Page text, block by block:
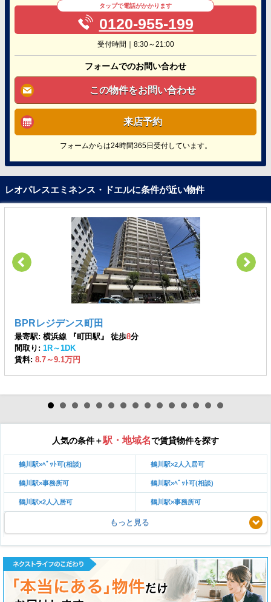
タップで電話がかかります
0120-955-199
受付時間｜8:30～21:00
フォームでのお問い合わせ
この物件をお問い合わせ
来店予約
フォームからは24時間365日受付しています。
レオパレスエミネンス・ドエルに条件が近い物件
BPRレジデンス町田
最寄駅: 横浜線 『町田駅』 徒歩8分
間取り: 1R～1DK
賃料: 8.7～9.1万円
人気の条件＋駅・地域名で賃貸物件を探す
鶴川駅×ﾍﾟｯﾄ可(相談) 鶴川駅×2人入居可
鶴川駅×事務所可 鶴川駅×ﾍﾟｯﾄ可(相談)
鶴川駅×2人入居可 鶴川駅×事務所可
もっと見る